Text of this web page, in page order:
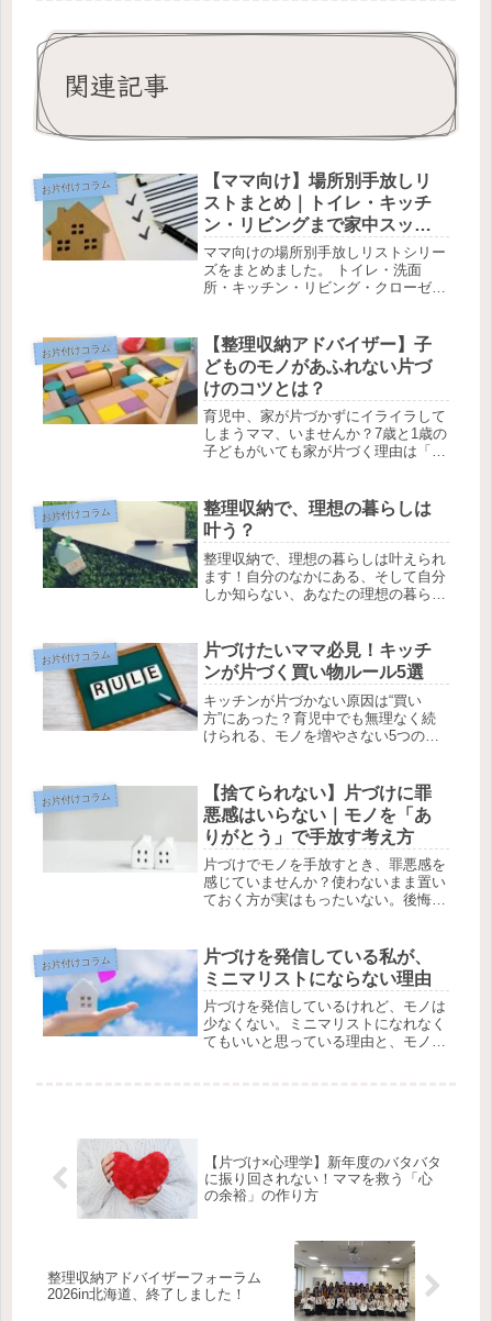
関連記事
お片付けコラム
【ママ向け】場所別手放しリ
ストまとめ｜トイレ・キッチ
ン・リビングまで家中スッキ
リ整理！
ママ向けの場所別手放しリストシリー
ズをまとめました。 トイレ・洗面
所・キッチン・リビング・クローゼッ
放しで少しずつスッキリした暮らしを
目指しましょう！
お片付けコラム
【整理収納アドバイザー】子
どものモノがあふれない片づ
けのコツとは？
育児中、家が片づかずにイライラして
しまうママ、いませんか？7歳と1歳の
子どもがいても家が片づく理由は「仕
を解説します。
お片付けコラム
整理収納で、理想の暮らしは
叶う？
整理収納で、理想の暮らしは叶えられ
ます！自分のなかにある、そして自分
しか知らない、あなたの理想の暮らし
お片付けコラム
片づけたいママ必見！キッチ
ンが片づく買い物ルール5選
キッチンが片づかない原因は“買い
方”にあった？育児中でも無理なく続
けられる、モノを増やさない5つの買
お片付けコラム
【捨てられない】片づけに罪
悪感はいらない｜モノを「あ
りがとう」で手放す考え方
片づけでモノを手放すとき、罪悪感を
感じていませんか？使わないまま置い
ておく方が実はもったいない。後悔で
お片付けコラム
片づけを発信している私が、
ミニマリストにならない理由
片づけを発信しているけれど、モノは
少なくない。ミニマリストになれなく
てもいいと思っている理由と、モノと
【片づけ×心理学】新年度のバタバタ
に振り回されない！ママを救う「心
の余裕」の作り方
整理収納アドバイザーフォーラム
2026in北海道、終了しました！